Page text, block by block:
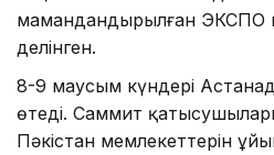
мамандандырылған ЭКСПО
делінген.
8-9 маусым күндері
өтеді. Саммит
Пәкістан мемлекеттерін